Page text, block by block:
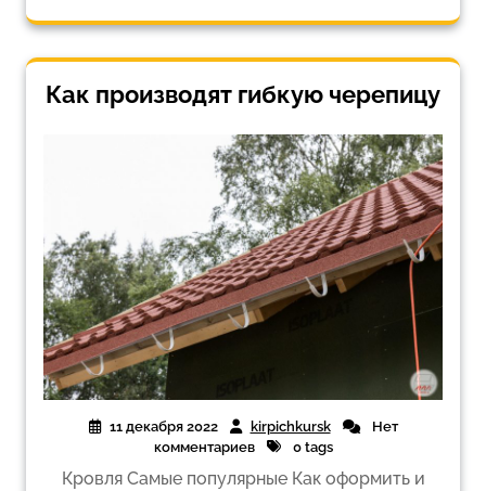
Как производят гибкую черепицу
11 декабря 2022 kirpichkursk
Нет
комментариев
0 tags
Кровля Самые популярные Как оформить и